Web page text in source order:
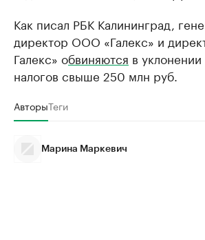
Как писал РБК Калининград,
директор ООО «Галекс» и
Галекс» обвиняются в
налогов свыше 250 млн руб.
АвторыТеги
Марина Маркевич